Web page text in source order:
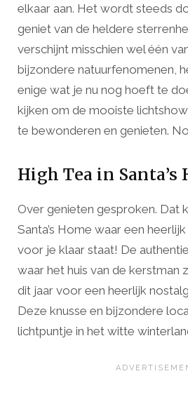
elkaar aan. Het wordt steeds
geniet van de heldere
verschijnt misschien wel één
bijzondere natuurfenomenen,
enige wat je nu nog hoeft te
kijken om de mooiste
te bewonderen en genieten.
High Tea in Santa’s
Over genieten gesproken. Dat
Santa’s Home waar een
voor je klaar staat! De
waar het huis van de kerstman
dit jaar voor een heerlijk
Deze knusse en bijzondere
lichtpuntje in het witte